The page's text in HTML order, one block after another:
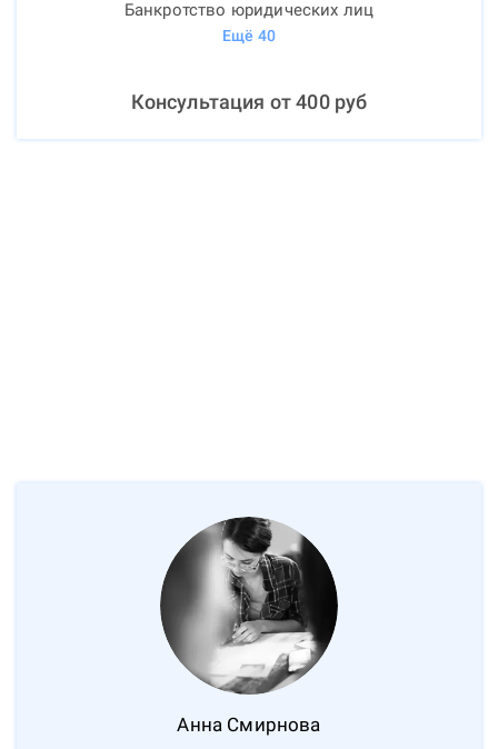
Банкротство юридических лиц
Ещё 40
Консультация от400руб
Анна Смирнова